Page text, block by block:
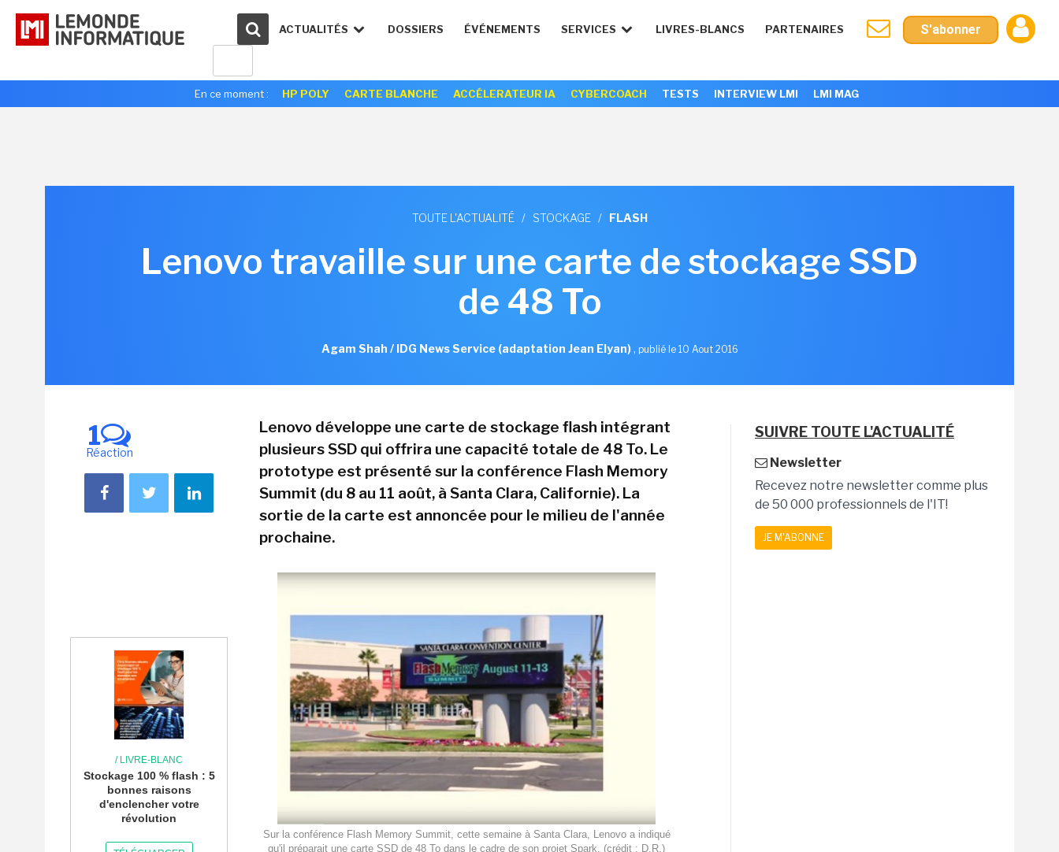
ACTUALITÉS DOSSIERS ÉVÉNEMENTS SERVICES LIVRES-BLANCS PARTENAIRES S'abonner
En ce moment : HP POLY CARTE BLANCHE ACCÉLERATEUR IA CYBERCOACH TESTS INTERVIEW LMI LMI MAG
TOUTE L'ACTUALITÉ / STOCKAGE / FLASH
Lenovo travaille sur une carte de stockage SSD
de 48 To
Agam Shah / IDG News Service (adaptation Jean Elyan), publié le 10 Aout 2016
1
Réaction
/ LIVRE-BLANC
Stockage 100 % flash : 5
bonnes raisons
d'enclencher votre
révolution
Lenovo développe une carte de stockage flash intégrant
plusieurs SSD qui offrira une capacité totale de 48 To. Le
prototype est présenté sur la conférence Flash Memory
Summit (du 8 au 11 août, à Santa Clara, Californie). La
sortie de la carte est annoncée pour le milieu de l'année
prochaine.
Sur la conférence Flash Memory Summit, cette semaine à Santa Clara, Lenovo a indiqué
qu'il préparait une carte SSD de 48 To dans le cadre de son projet Spark. (crédit : D.R.)
SUIVRE TOUTE L'ACTUALITÉ
Newsletter
Recevez notre newsletter comme plus
de 50 000 professionnels de l'IT!
JE M'ABONNE